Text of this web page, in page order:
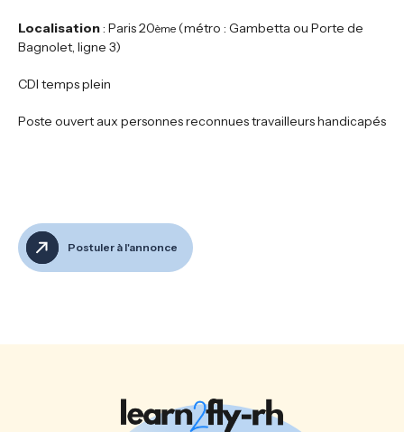
Localisation: Paris 20ème (métro : Gambetta ou Porte de
Bagnolet, ligne 3)
CDI temps plein
Poste ouvert aux personnes reconnues travailleurs handicapés
Postuler à l'annonce